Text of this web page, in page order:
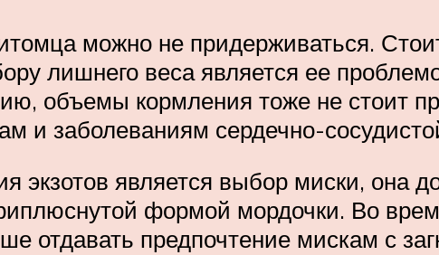
можно не придерживаться.
лишнего веса является ее
объемы кормления тоже не стоит
и заболеваниям сердечно-
экзотов является выбор миски, она
формой мордочки. Во
отдавать предпочтение мискам с